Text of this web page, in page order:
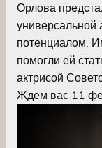
Орлова
универсальной
потенциалом.
помогли ей
актрисой
Ждем вас 11